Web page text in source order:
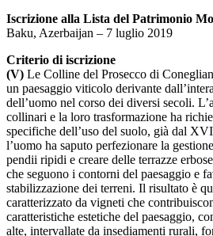
Iscrizione alla Lista del Patrimonio
Baku, Azerbaijan – 7 luglio 2019
Criterio di iscrizione
(V) Le Colline del Prosecco di
un paesaggio viticolo derivante
dell’uomo nel corso dei diversi secoli.
collinari e la loro trasformazione ha
specifiche dell’uso del suolo, già dal
l’uomo ha saputo perfezionare la
pendii ripidi e creare delle terrazze
che seguono i contorni del paesaggio e
stabilizzazione dei terreni. Il risultato è
caratterizzato da vigneti che
caratteristiche estetiche del paesaggio,
alte, intervallate da insediamenti rurali,